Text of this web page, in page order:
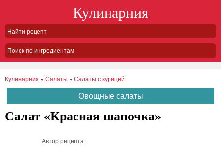
Кулинарния
Поиск по ингредиентам
Кулинарния » Салаты » Салаты с курицей
Овощные салаты
Салат «Красная шапочка»
Автор рецепта: